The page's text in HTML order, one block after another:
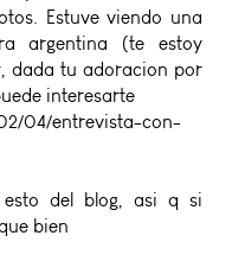
Estuve viendo una
argentina (te estoy
dada tu adoracion por
interesarte
04/entrevista-con-
del blog, asi q si
bien